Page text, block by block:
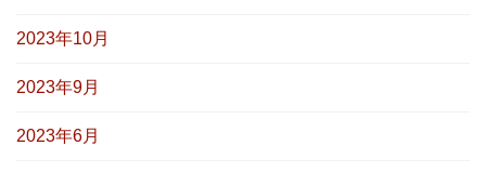
2023年10月
2023年9月
2023年6月